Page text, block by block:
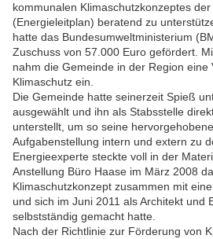
kommunalen Klimaschutzkonzeptes
(Energieleitplan) beratend zu
hatte das Bundesumweltministerium
Zuschuss von 57.000 Euro gefördert.
nahm die Gemeinde in der Region eine
Klimaschutz ein.
Die Gemeinde hatte seinerzeit Spieß
ausgewählt und ihn als Stabsstelle
unterstellt, um so seine
Aufgabenstellung intern und extern zu
Energieexperte steckte voll in der
Anstellung Büro Haase im März 2008
Klimaschutzkonzept zusammen mit
und sich im Juni 2011 als Architekt und
selbstständig gemacht hatte.
Nach der Richtlinie zur Förderung von